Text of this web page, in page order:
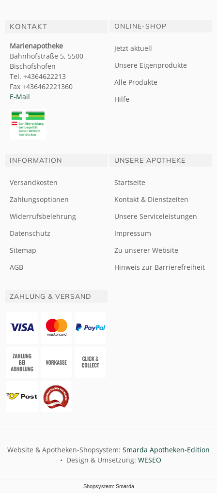
KONTAKT
Marienapotheke
Bahnhofstraße 5, 5500
Bischofshofen
Tel. +4364622213
Fax +436462221360
E-Mail
ONLINE-SHOP
Jetzt aktuell
Unsere Eigenprodukte
Alle Produkte
Hilfe
INFORMATION
Versandkosten
Zahlungsoptionen
Widerrufsbelehrung
Datenschutz
Sitemap
AGB
UNSERE APOTHEKE
Startseite
Kontakt & Dienstzeiten
Unsere Serviceleistungen
Impressum
Zu unserer Website
Hinweis zur Barrierefreiheit
ZAHLUNG & VERSAND
Website & Apotheken-Shopsystem: Smarda Apotheken-Edition
• Design & Umsetzung: WESEO
Shopsystem: Smarda